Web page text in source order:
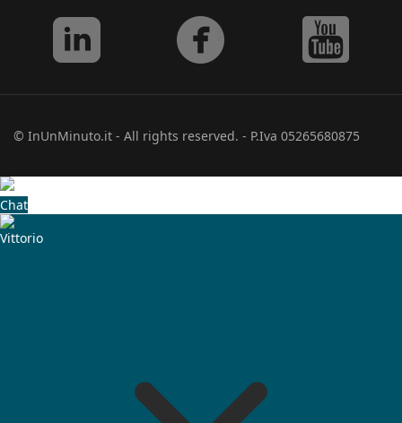
© InUnMinuto.it - All rights reserved. - P.Iva 05265680875
Chat
Vittorio